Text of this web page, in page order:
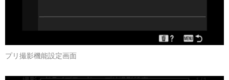
プリ撮影機能設定画面